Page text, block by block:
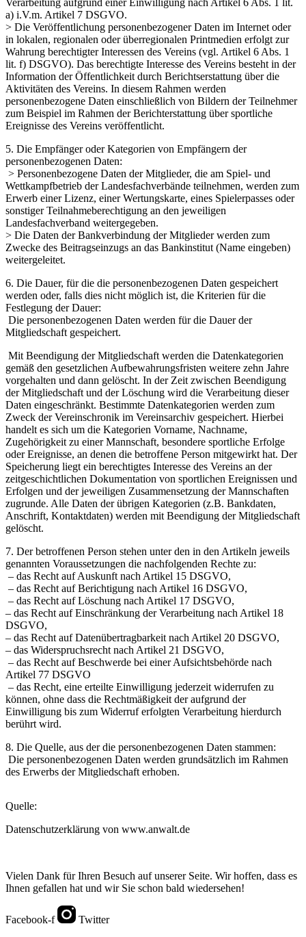
Verarbeitung aufgrund einer Einwilligung nach Artikel 6 Abs. 1 lit.
a) i.V.m. Artikel 7 DSGVO.
> Die Veröffentlichung personenbezogener Daten im Internet oder
in lokalen, regionalen oder überregionalen Printmedien erfolgt zur
Wahrung berechtigter Interessen des Vereins (vgl. Artikel 6 Abs. 1
lit. f) DSGVO). Das berechtigte Interesse des Vereins besteht in der
Information der Öffentlichkeit durch Berichtserstattung über die
Aktivitäten des Vereins. In diesem Rahmen werden
personenbezogene Daten einschließlich von Bildern der Teilnehmer
zum Beispiel im Rahmen der Berichterstattung über sportliche
Ereignisse des Vereins veröffentlicht.
5. Die Empfänger oder Kategorien von Empfängern der
personenbezogenen Daten:
> Personenbezogene Daten der Mitglieder, die am Spiel- und
Wettkampfbetrieb der Landesfachverbände teilnehmen, werden zum
Erwerb einer Lizenz, einer Wertungskarte, eines Spielerpasses oder
sonstiger Teilnahmeberechtigung an den jeweiligen
Landesfachverband weitergegeben.
> Die Daten der Bankverbindung der Mitglieder werden zum
Zwecke des Beitragseinzugs an das Bankinstitut (Name eingeben)
weitergeleitet.
6. Die Dauer, für die die personenbezogenen Daten gespeichert
werden oder, falls dies nicht möglich ist, die Kriterien für die
Festlegung der Dauer:
Die personenbezogenen Daten werden für die Dauer der
Mitgliedschaft gespeichert.
Mit Beendigung der Mitgliedschaft werden die Datenkategorien
gemäß den gesetzlichen Aufbewahrungsfristen weitere zehn Jahre
vorgehalten und dann gelöscht. In der Zeit zwischen Beendigung
der Mitgliedschaft und der Löschung wird die Verarbeitung dieser
Daten eingeschränkt. Bestimmte Datenkategorien werden zum
Zweck der Vereinschronik im Vereinsarchiv gespeichert. Hierbei
handelt es sich um die Kategorien Vorname, Nachname,
Zugehörigkeit zu einer Mannschaft, besondere sportliche Erfolge
oder Ereignisse, an denen die betroffene Person mitgewirkt hat. Der
Speicherung liegt ein berechtigtes Interesse des Vereins an der
zeitgeschichtlichen Dokumentation von sportlichen Ereignissen und
Erfolgen und der jeweiligen Zusammensetzung der Mannschaften
zugrunde. Alle Daten der übrigen Kategorien (z.B. Bankdaten,
Anschrift, Kontaktdaten) werden mit Beendigung der Mitgliedschaft
gelöscht.
7. Der betroffenen Person stehen unter den in den Artikeln jeweils
genannten Voraussetzungen die nachfolgenden Rechte zu:
‒ das Recht auf Auskunft nach Artikel 15 DSGVO,
‒ das Recht auf Berichtigung nach Artikel 16 DSGVO,
‒ das Recht auf Löschung nach Artikel 17 DSGVO,
‒ das Recht auf Einschränkung der Verarbeitung nach Artikel 18
DSGVO,
‒ das Recht auf Datenübertragbarkeit nach Artikel 20 DSGVO,
‒ das Widerspruchsrecht nach Artikel 21 DSGVO,
‒ das Recht auf Beschwerde bei einer Aufsichtsbehörde nach
Artikel 77 DSGVO
‒ das Recht, eine erteilte Einwilligung jederzeit widerrufen zu
können, ohne dass die Rechtmäßigkeit der aufgrund der
Einwilligung bis zum Widerruf erfolgten Verarbeitung hierdurch
berührt wird.
8. Die Quelle, aus der die personenbezogenen Daten stammen:
Die personenbezogenen Daten werden grundsätzlich im Rahmen
des Erwerbs der Mitgliedschaft erhoben.
Quelle:
Datenschutzerklärung von www.anwalt.de
Vielen Dank für Ihren Besuch auf unserer Seite. Wir hoffen, dass es
Ihnen gefallen hat und wir Sie schon bald wiedersehen!
Facebook-f Twitter